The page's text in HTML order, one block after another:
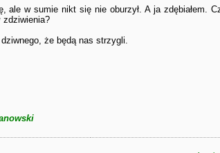
ale w sumie nikt się nie oburzył. A ja
zdziwienia?
że będą nas strzygli.